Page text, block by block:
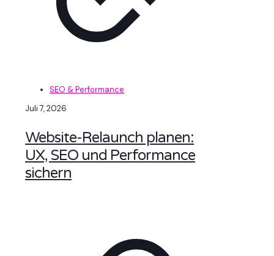
SEO & Performance
Juli 7, 2026
Website-Relaunch planen:
UX, SEO und Performance
sichern